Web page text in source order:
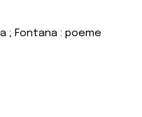
; Fontana : poeme